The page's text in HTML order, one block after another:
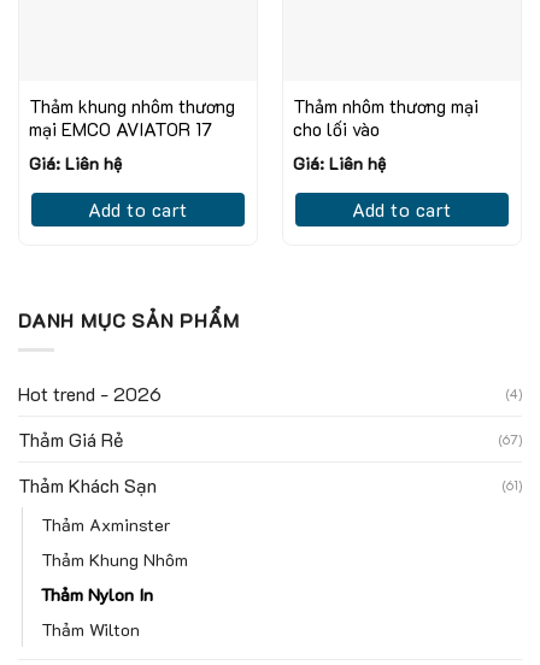
Thảm khung nhôm thương
mại EMCO AVIATOR 17
Giá: Liên hệ
Add to cart
Thảm nhôm thương mại
cho lối vào
Giá: Liên hệ
Add to cart
DANH MỤC SẢN PHẨM
Hot trend - 2026 (4)
Thảm Giá Rẻ (67)
Thảm Khách Sạn (61)
Thảm Axminster
Thảm Khung Nhôm
Thảm Nylon In
Thảm Wilton